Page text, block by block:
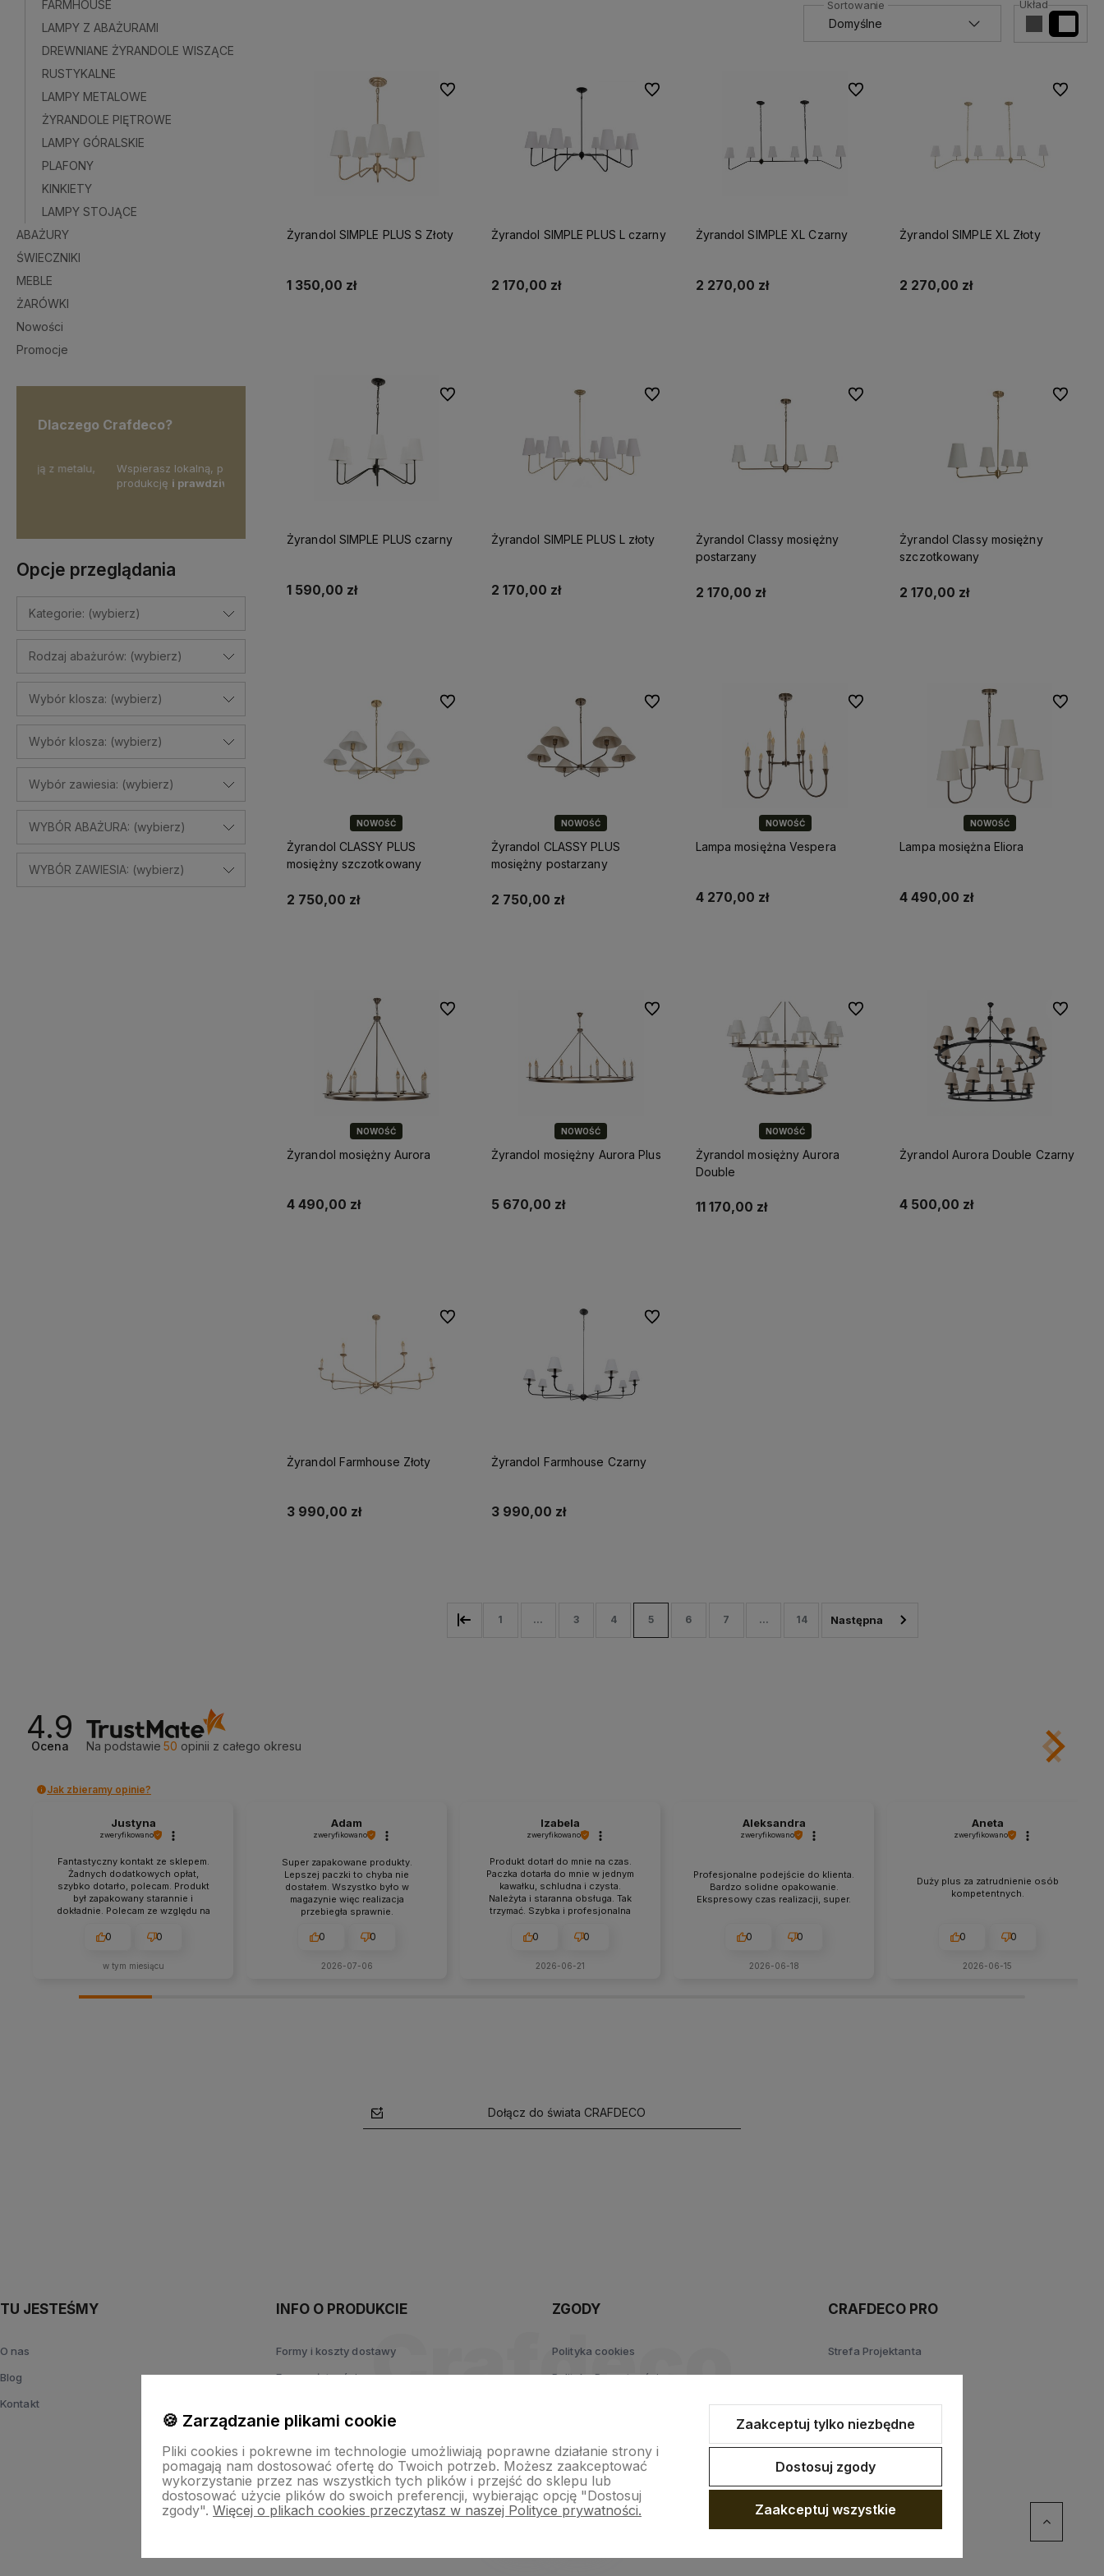
FARMHOUSE
LAMPY Z ABAŻURAMI
DREWNIANE ŻYRANDOLE WISZĄCE
RUSTYKALNE
LAMPY METALOWE
ŻYRANDOLE PIĘTROWE
LAMPY GÓRALSKIE
PLAFONY
KINKIETY
LAMPY STOJĄCE
ABAŻURY
ŚWIECZNIKI
MEBLE
ŻARÓWKI
Nowości
Promocje
Dlaczego Crafdeco?
Wspierasz lokalną, polską
i prawdziwe rękodzieło.
Dostosujemy lampy do Twojego
wybierz dodatki i wpisz
Nasze lampy powstają z metalu,
drewna, mosiądzu
Wspierasz lokalną, polską
produkcję
Dostosujemy lampy do Twojego
Opcje przeglądania
Kategorie: (wybierz)
Rodzaj abażurów: (wybierz)
Wybór klosza: (wybierz)
Wybór klosza: (wybierz)
Wybór zawiesia: (wybierz)
WYBÓR ABAŻURA: (wybierz)
WYBÓR ZAWIESIA: (wybierz)
Układ
Żyrandol SIMPLE PLUS S Złoty
1 350,00 zł
Do ulubionych
Żyrandol SIMPLE PLUS L czarny
2 170,00 zł
Do ulubionych
Żyrandol SIMPLE XL Czarny
2 270,00 zł
Do ulubionych
Żyrandol SIMPLE XL Złoty
2 270,00 zł
Do
Żyrandol SIMPLE PLUS czarny
1 590,00 zł
Do ulubionych
Żyrandol SIMPLE PLUS L złoty
2 170,00 zł
Do ulubionych
Żyrandol Classy mosiężny
postarzany
2 170,00 zł
Do ulubionych
Żyrandol Classy mosiężny
szczotkowany
2 170,00 zł
Do
NOWOŚĆ
Żyrandol CLASSY PLUS
mosiężny szczotkowany
2 750,00 zł
Do ulubionych
NOWOŚĆ
Żyrandol CLASSY PLUS
mosiężny postarzany
2 750,00 zł
Do ulubionych
NOWOŚĆ
Lampa mosiężna Vespera
4 270,00 zł
Do ulubionych
NOWOŚĆ
Lampa mosiężna Eliora
4 490,00 zł
Do
NOWOŚĆ
Żyrandol mosiężny Aurora
4 490,00 zł
Do ulubionych
NOWOŚĆ
Żyrandol mosiężny Aurora Plus
5 670,00 zł
Do ulubionych
NOWOŚĆ
Żyrandol mosiężny Aurora
Double
11 170,00 zł
Do ulubionych
Żyrandol Aurora Double Czarny
4 500,00 zł
Do
Żyrandol Farmhouse Złoty
3 990,00 zł
Do ulubionych
Żyrandol Farmhouse Czarny
3 990,00 zł
Do ulubionych
1 ... 3 4 5 6 7 ... 14
4.9
Ocena Na podstawie 50 opinii z całego okresu
Jak zbieramy opinie?
Justyna
zweryfikowano
Fantastyczny kontakt ze sklepem.
Żadnych dodatkowych opłat,
szybko dotarło, polecam. Produkt
był zapakowany starannie i
dokładnie. Polecam ze względu na
0 0
w tym miesiącu
Adam
zweryfikowano
Super zapakowane produkty.
Lepszej paczki to chyba nie
dostałem. Wszystko było w
magazynie więc realizacja
przebiegła sprawnie.
0 0
2026-07-06
Izabela
zweryfikowano
Produkt dotarł do mnie na czas.
Paczka dotarła do mnie w jednym
kawałku, schludna i czysta.
Należyta i staranna obsługa. Tak
trzymać. Szybka i profesjonalna
korespondencji, realizacja
sklepu.
0 0
2026-06-21
Aleksandra
zweryfikowano
Profesjonalne podejście do klienta.
Bardzo solidne opakowanie.
Ekspresowy czas realizacji, super.
0 0
2026-06-18
Aneta
zweryfikowano
Duży plus za zatrudnienie osób
kompetentnych.
0 0
2026-06-15
Dołącz do świata CRAFDECO
TU JESTEŚMY
O nas
Blog
Kontakt
INFO O PRODUKCIE
Formy i koszty dostawy
Formy płatności
ZGODY
Polityka cookies
Polityka Prywatności
CRAFDECO PRO
Strefa Projektanta
🍪 Zarządzanie plikami cookie
Pliki cookies i pokrewne im technologie umożliwiają poprawne działanie strony i
pomagają nam dostosować ofertę do Twoich potrzeb. Możesz zaakceptować
wykorzystanie przez nas wszystkich tych plików i przejść do sklepu lub
dostosować użycie plików do swoich preferencji, wybierając opcję "Dostosuj
zgody". Więcej o plikach cookies przeczytasz w naszej Polityce prywatności.
Zaakceptuj tylko niezbędne
Dostosuj zgody
Zaakceptuj wszystkie